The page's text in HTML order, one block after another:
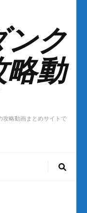
ンク
略動
略動画まとめサイトで